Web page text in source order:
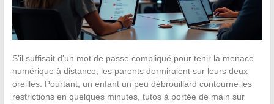
S’il suffisait d’un mot de passe compliqué pour tenir la menace
numérique à distance, les parents dormiraient sur leurs deux
oreilles. Pourtant, un enfant un peu débrouillard contourne les
restrictions en quelques minutes, tutos à portée de main sur